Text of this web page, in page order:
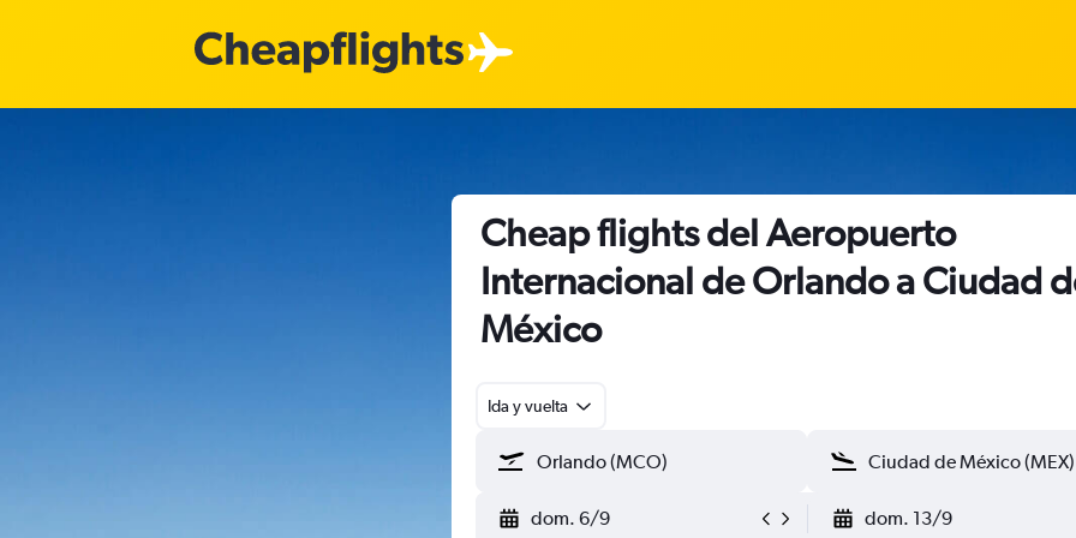
Cheap flights del Aeropuerto
Internacional de Orlando a Ciudad
México
Ida y vuelta
dom. 6/9 dom. 13/9